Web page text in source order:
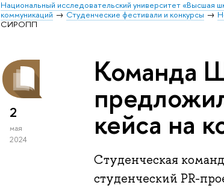
Национальный исследовательский университет «Высшая
коммуникаций
Студенческие фестивали и конкурсы
СИРОПП
2
мая
2024
Команда
кейса на
Студенческая
студенческий PR-